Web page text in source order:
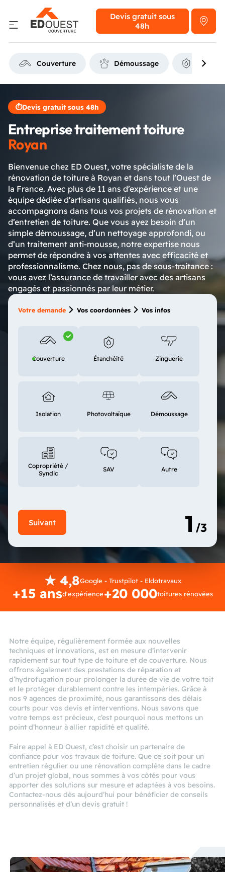
Devis gratuit sous
48h
Couverture Démoussage
⏱Devis gratuit sous 48h
Entreprise traitement toiture
Royan
Bienvenue chez ED Ouest, votre spécialiste de la
rénovation de toiture à Royan et dans tout l’Ouest de
la France. Avec plus de 11 ans d’expérience et une
équipe dédiée d’artisans qualifiés, nous vous
accompagnons dans tous vos projets de rénovation et
d’entretien de toiture. Que vous ayez besoin d’un
simple démoussage, d’un nettoyage approfondi, ou
d’un traitement anti-mousse, notre expertise nous
permet de répondre à vos attentes avec efficacité et
professionnalisme. Chez nous, pas de sous-traitance :
vous avez l’assurance de travailler avec des artisans
engagés et passionnés par leur métier.
Votre demande Vos coordonnées Vos infos
Couverture Étanchéité Zinguerie
Isolation Photovoltaïque Démoussage
Copropriété /
Syndic
SAV Autre
★ 4,8Google - Trustpilot - Eldotravaux
+15 ansd'expérience+20 000toitures rénovées
Notre équipe, régulièrement formée aux nouvelles
techniques et innovations, est en mesure d’intervenir
rapidement sur tout type de toiture et de couverture. Nous
offrons également des prestations de réparation et
d’hydrofugation pour prolonger la durée de vie de votre toit
et le protéger durablement contre les intempéries. Grâce à
nos 9 agences de proximité, nous garantissons des délais
courts pour vos devis et interventions. Nous savons que
votre temps est précieux, c’est pourquoi nous mettons un
point d’honneur à allier rapidité et qualité.
Faire appel à ED Ouest, c’est choisir un partenaire de
confiance pour vos travaux de toiture. Que ce soit pour un
entretien régulier ou une rénovation complète dans le cadre
d’un projet global, nous sommes à vos côtés pour vous
apporter des solutions sur mesure et adaptées à vos besoins.
Contactez-nous dès aujourd’hui pour bénéficier de conseils
personnalisés et d’un devis gratuit !